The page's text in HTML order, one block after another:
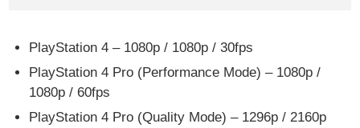
PlayStation 4 – 1080p / 1080p / 30fps
PlayStation 4 Pro (Performance Mode) – 1080p /
1080p / 60fps
PlayStation 4 Pro (Quality Mode) – 1296p / 2160p